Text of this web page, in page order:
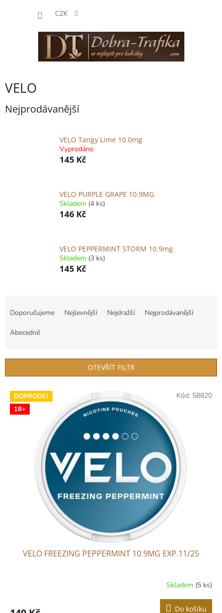
CZK
VELO
Nejprodávanější
VELO Tangy Lime 10.0mg
Vyprodáno
145 Kč
VELO PURPLE GRAPE 10.9MG
Skladem (4 ks)
146 Kč
VELO PEPPERMINT STORM 10.9mg
Skladem (3 ks)
145 Kč
í
r
o
d
Doporučujeme Nejlevnější Nejdražší Nejprodávanější
Abecedně
OTEVŘÍT FILTR
V
p
DOPRODEJ
18+
VELO FREEZING PEPPERMINT 10.9MG EXP.11/25
Skladem (5 ks)
Do košíku
Kód: 58820